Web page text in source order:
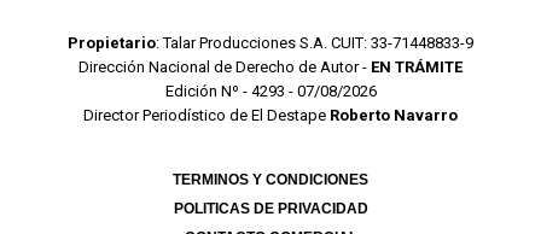
Propietario: Talar Producciones S.A. CUIT: 33-71448833-9
Dirección Nacional de Derecho de Autor - EN TRÁMITE
Edición Nº - 4293 - 07/08/2026
Director Periodístico de El Destape Roberto Navarro
TERMINOS Y CONDICIONES
POLITICAS DE PRIVACIDAD